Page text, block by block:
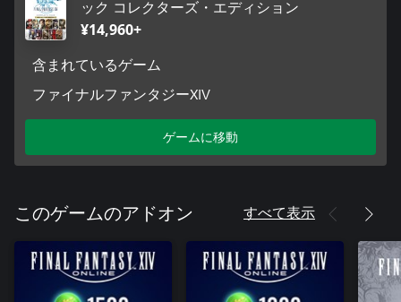
ック コレクターズ・エディション
¥14,960+
含まれているゲーム
ファイナルファンタジーXIV
ゲームに移動
このゲームのアドオン すべて表示